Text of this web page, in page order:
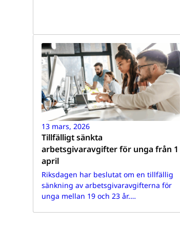
13 mars, 2026
Tillfälligt sänkta
arbetsgivaravgifter för unga från 1
april
Riksdagen har beslutat om en tillfällig
sänkning av arbetsgivaravgifterna för
unga mellan 19 och 23 år.…